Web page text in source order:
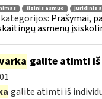
fizinis asmuo juridinis
Prašymai,
asmenų
galite atimti iš
galite atimti iš